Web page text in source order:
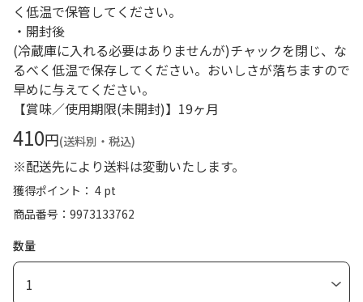
く低温で保管してください。
・開封後
(冷蔵庫に入れる必要はありませんが)チャックを閉じ、な
るべく低温で保存してください。おいしさが落ちますので
早めに与えてください。
【賞味／使用期限(未開封)】19ヶ月
410円(送料別・税込)
※配送先により送料は変動いたします。
獲得ポイント： 4 pt
商品番号
9973133762
数量
1